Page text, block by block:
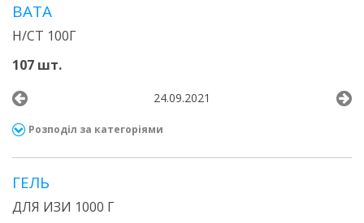
ВАТА
Н/СТ 100Г
107 шт.
24.09.2021
Розподіл за категоріями
ГЕЛЬ
ДЛЯ ИЗИ 1000 Г